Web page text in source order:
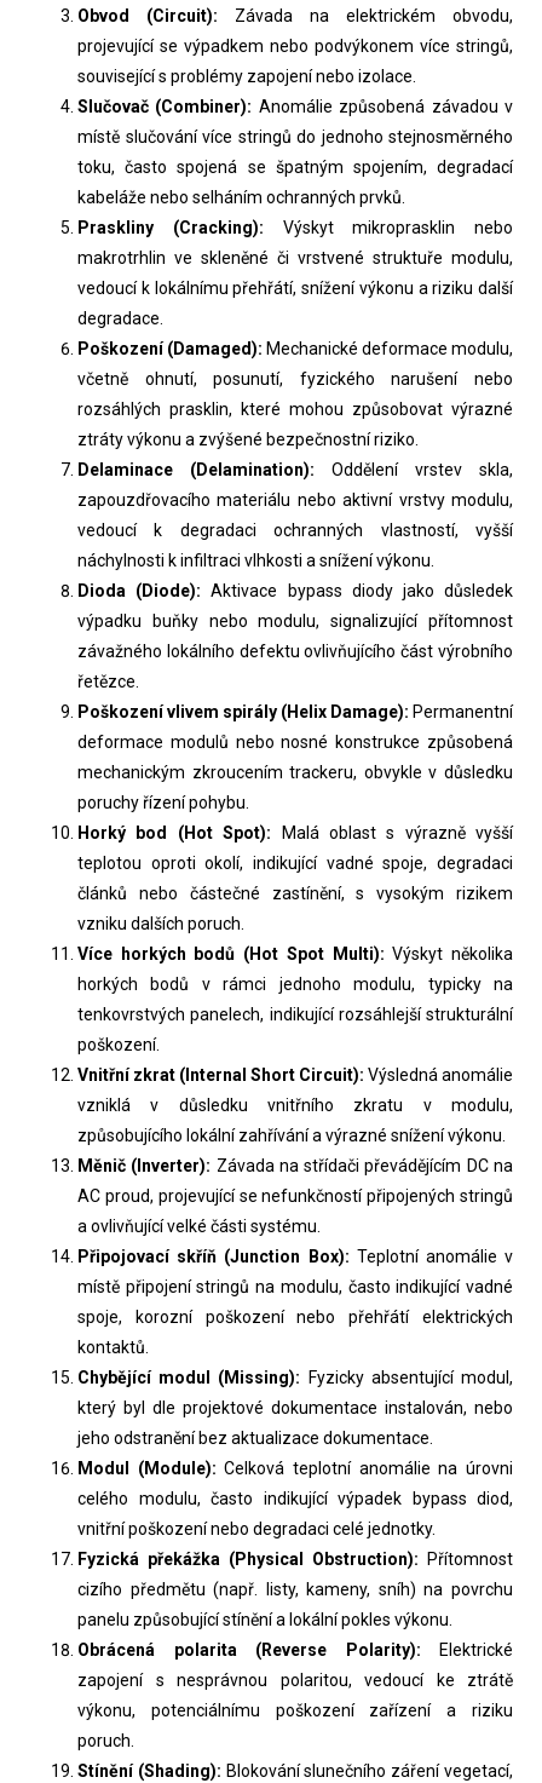
Obvod (Circuit): Závada na elektrickém obvodu,
projevující se výpadkem nebo podvýkonem více stringů,
související s problémy zapojení nebo izolace.
Slučovač (Combiner): Anomálie způsobená závadou v
místě slučování více stringů do jednoho stejnosměrného
toku, často spojená se špatným spojením, degradací
kabeláže nebo selháním ochranných prvků.
Praskliny (Cracking): Výskyt mikroprasklin nebo
makrotrhlin ve skleněné či vrstvené struktuře modulu,
vedoucí k lokálnímu přehřátí, snížení výkonu a riziku další
degradace.
Poškození (Damaged): Mechanické deformace modulu,
včetně ohnutí, posunutí, fyzického narušení nebo
rozsáhlých prasklin, které mohou způsobovat výrazné
ztráty výkonu a zvýšené bezpečnostní riziko.
Delaminace (Delamination): Oddělení vrstev skla,
zapouzdřovacího materiálu nebo aktivní vrstvy modulu,
vedoucí k degradaci ochranných vlastností, vyšší
náchylnosti k infiltraci vlhkosti a snížení výkonu.
Dioda (Diode):Aktivace bypass diody jako důsledek
výpadku buňky nebo modulu, signalizující přítomnost
závažného lokálního defektu ovlivňujícího část výrobního
řetězce.
Poškození vlivem spirály (Helix Damage): Permanentní
deformace modulů nebo nosné konstrukce způsobená
mechanickým zkroucením trackeru, obvykle v důsledku
poruchy řízení pohybu.
Horký bod (Hot Spot):
Malá oblast s výrazně vyšší
teplotou oproti okolí, indikující vadné spoje, degradaci
článků nebo částečné zastínění, s vysokým rizikem
vzniku dalších poruch.
Více horkých bodů (Hot Spot Multi):Výskyt několika
horkých bodů v rámci jednoho modulu, typicky na
tenkovrstvých panelech, indikující rozsáhlejší strukturální
poškození.
Vnitřní zkrat (Internal Short Circuit): Výsledná anomálie
vzniklá v důsledku vnitřního zkratu v modulu,
způsobujícího lokální zahřívání a výrazné snížení výkonu.
Měnič (Inverter): Závada na střídači převádějícím DC na
AC proud, projevující se nefunkčností připojených stringů
a ovlivňující velké části systému.
Připojovací skříň (Junction Box): Teplotní anomálie v
místě připojení stringů na modulu, často indikující vadné
spoje, korozní poškození nebo přehřátí elektrických
kontaktů.
Chybějící modul (Missing): Fyzicky absentující modul,
který byl dle projektové dokumentace instalován, nebo
jeho odstranění bez aktualizace dokumentace.
Modul (Module): Celková teplotní anomálie na úrovni
celého modulu, často indikující výpadek bypass diod,
vnitřní poškození nebo degradaci celé jednotky.
Fyzická překážka (Physical Obstruction):
Přítomnost
cizího předmětu (např. listy, kameny, sníh) na povrchu
panelu způsobující stínění a lokální pokles výkonu.
Obrácená polarita (Reverse Polarity):
Elektrické
zapojení s nesprávnou polaritou, vedoucí ke ztrátě
výkonu, potenciálnímu poškození zařízení a riziku
poruch.
Stínění (Shading): Blokování slunečního záření vegetací,